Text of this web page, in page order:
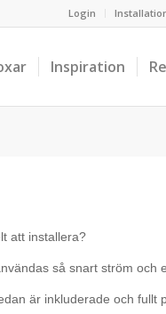
Login
Inspiration
att installera?
så snart ström och
är inkluderade och fullt